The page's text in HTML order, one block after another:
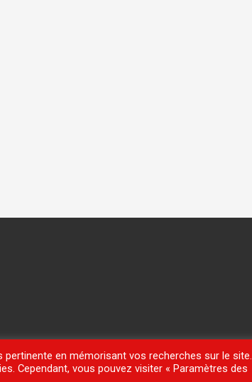
en mémorisant vos recherches sur le site.
Cependant, vous pouvez visiter « Paramètres des